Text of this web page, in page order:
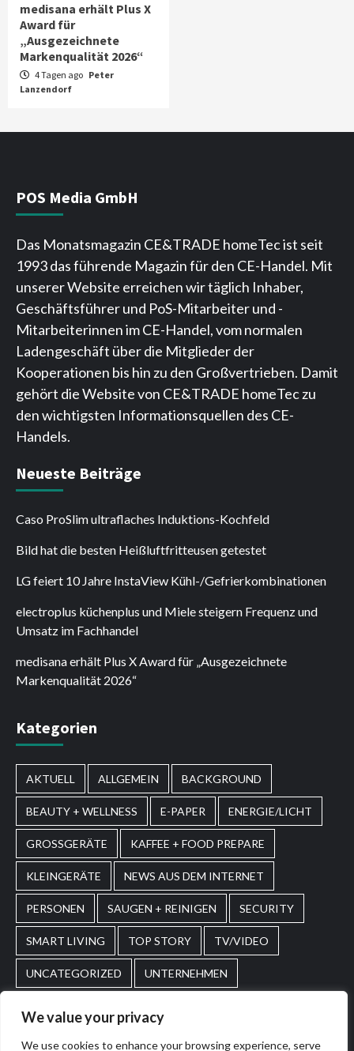
We value your privacy
We use cookies to enhance your browsing experience, serve
medisana erhält Plus X
Award für
„Ausgezeichnete
Markenqualität 2026“
4 Tagen ago Peter
Lanzendorf
POS Media GmbH
Das Monatsmagazin CE&TRADE homeTec ist seit
1993 das führende Magazin für den CE-Handel. Mit
unserer Website erreichen wir täglich Inhaber,
Geschäftsführer und PoS-Mitarbeiter und -
Mitarbeiterinnen im CE-Handel, vom normalen
Ladengeschäft über die Mitglieder der
Kooperationen bis hin zu den Großvertrieben. Damit
gehört die Website von CE&TRADE homeTec zu
den wichtigsten Informationsquellen des CE-
Handels.
Neueste Beiträge
Caso ProSlim ultraflaches Induktions-Kochfeld
Bild hat die besten Heißluftfritteusen getestet
LG feiert 10 Jahre InstaView Kühl-/Gefrierkombinationen
electroplus küchenplus und Miele steigern Frequenz und
Umsatz im Fachhandel
medisana erhält Plus X Award für „Ausgezeichnete
Markenqualität 2026“
Kategorien
AKTUELL ALLGEMEIN BACKGROUND
BEAUTY + WELLNESS E-PAPER ENERGIE/LICHT
GROSSGERÄTE KAFFEE + FOOD PREPARE
KLEINGERÄTE NEWS AUS DEM INTERNET
PERSONEN SAUGEN + REINIGEN SECURITY
SMART LIVING TOP STORY TV/VIDEO
UNCATEGORIZED UNTERNEHMEN